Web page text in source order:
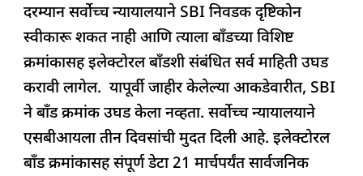
दरम्यान सर्वोच्च न्यायालयाने SBI निवडक दृष्टिकोन
स्वीकारू शकत नाही आणि त्याला बाँडच्या विशिष्ट
क्रमांकासह इलेक्टोरल बाँडशी संबंधित सर्व माहिती उघड
करावी लागेल. यापूर्वी जाहीर केलेल्या आकडेवारीत, SBI
ने बाँड क्रमांक उघड केला नव्हता. सर्वोच्च न्यायालयाने
एसबीआयला तीन दिवसांची मुदत दिली आहे. इलेक्टोरल
बाँड क्रमांकासह संपूर्ण डेटा 21 मार्चपर्यंत सार्वजनिक